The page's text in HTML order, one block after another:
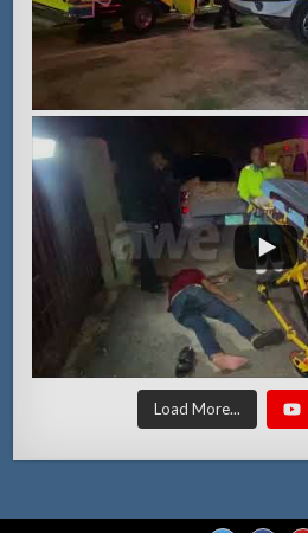
Load More...